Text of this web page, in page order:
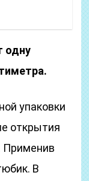
одну
упаковки
открытия
Применив
В